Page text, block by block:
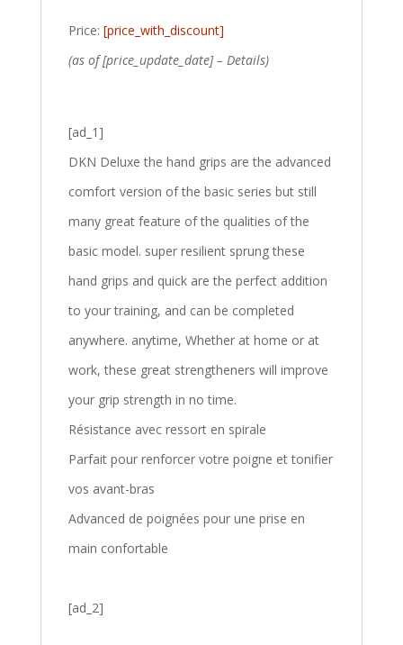
Price: [price_with_discount]
(as of [price_update_date] – Details)
[ad_1]
DKN Deluxe the hand grips are the advanced
comfort version of the basic series but still
many great feature of the qualities of the
basic model. super resilient sprung these
hand grips and quick are the perfect addition
to your training, and can be completed
anywhere. anytime, Whether at home or at
work, these great strengtheners will improve
your grip strength in no time.
Résistance avec ressort en spirale
Parfait pour renforcer votre poigne et tonifier
vos avant-bras
Advanced de poignées pour une prise en
main confortable
[ad_2]